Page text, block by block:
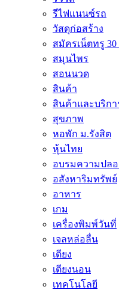
รีไฟแนนซ์รถ
วัสดุก่อสร้าง
สมัครเน็ตทรู 30
สมุนไพร
สอนนวด
สินค้า
สินค้าและบริกา
สุขภาพ
หอพัก ม.รังสิต
หุ้นไทย
อบรมความปล
อสังหาริมทรัพย์
อาหาร
เกม
เครื่องพิมพ์วันที่
เจลหล่อลื่น
เตียง
เตียงนอน
เทคโนโลยี